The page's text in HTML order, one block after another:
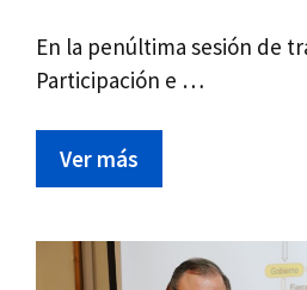
En la penúltima sesión de
Participación e …
Ver más